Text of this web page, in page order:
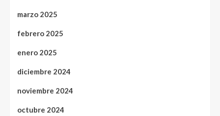
marzo 2025
febrero 2025
enero 2025
diciembre 2024
noviembre 2024
octubre 2024